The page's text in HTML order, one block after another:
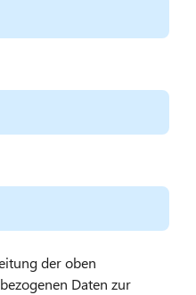
der oben
Daten zur